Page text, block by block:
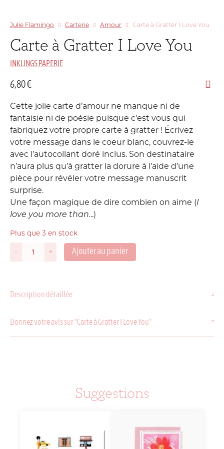
Julie Flamingo Carterie Amour Carte à Gratter I Love You
Carte à Gratter I Love You
INKLINGS PAPERIE
6,80€
Cette jolie carte d’amour ne manque ni de
fantaisie ni de poésie puisque c’est vous qui
fabriquez votre propre carte à gratter ! Écrivez
votre message dans le coeur blanc, couvrez-le
avec l’autocollant doré inclus. Son destinataire
n’aura plus qu’à gratter la dorure à l’aide d’une
pièce pour révéler votre message manuscrit
surprise.
Une façon magique de dire combien on aime (I
love you more than...)
Plus que 3 en stock
-
quantité
Gratter
You
+ Ajouter au panier
Description détaillée
Donnez votre avis sur "Carte à Gratter I Love You"
Suggestions